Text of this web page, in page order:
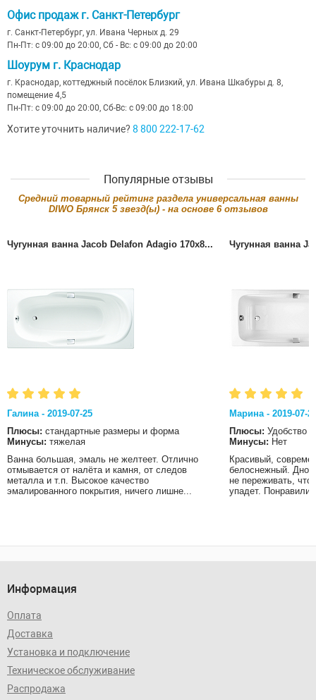
Офис продаж г. Санкт-Петербург
г. Санкт-Петербург, ул. Ивана Черных д. 29
Пн-Пт: с 09:00 до 20:00, Сб - Вс: с 09:00 до 20:00
Шоурум г. Краснодар
г. Краснодар, коттеджный посёлок Близкий, ул. Ивана Шкабуры д. 8,
помещение 4,5
Пн-Пт: с 09:00 до 20:00, Сб-Вс: с 09:00 до 18:00
Хотите уточнить наличие? 8 800 222-17-62
Популярные отзывы
Cредний товарный рейтинг раздела универсальная ванны
DIWO Брянск 5звезд(ы) - на основе 6отзывов
Чугунная ванна Jacob Delafon Adagio 170x8...
Галина - 2019-07-25
Плюсы: стандартные размеры и форма
Минусы: тяжелая
Ванна большая, эмаль не желтеет. Отлично
отмывается от налёта и камня, от следов
металла и т.п. Высокое качество
эмалированного покрытия, ничего лишне...
Чугунная ванна
Марина - 2019-07-
Плюсы: Удобство
Минусы: Нет
Красивый,
белоснежный. Дно
не переживать, что
упадет.
Информация
Оплата
Доставка
Установка и подключение
Техническое обслуживание
Распродажа